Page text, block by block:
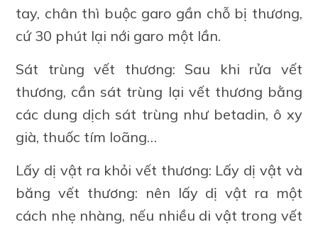
tay, chân thì buộc garo gần chỗ bị thương,
cứ 30 phút lại nới garo một lần.
Sát trùng vết thương: Sau khi rửa vết
thương, cần sát trùng lại vết thương bằng
các dung dịch sát trùng như betadin, ô xy
già, thuốc tím loãng…
Lấy dị vật ra khỏi vết thương: Lấy dị vật và
băng vết thương: nên lấy dị vật ra một
cách nhẹ nhàng, nếu nhiều di vật trong vết